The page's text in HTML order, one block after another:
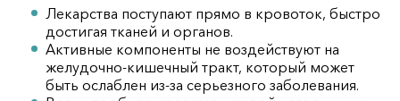
Лекарства поступают прямо в кровоток, быстро
достигая тканей и органов.
Активные компоненты не воздействуют на
желудочно-кишечный тракт, который может
быть ослаблен из-за серьезного заболевания.